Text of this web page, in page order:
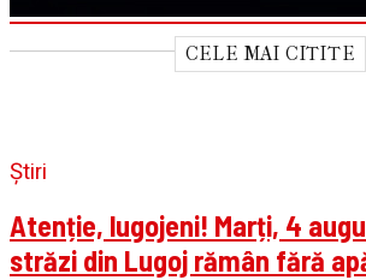
CELE MAI CITITE
Știri
Atenție, lugojeni! Marți, 4
străzi din Lugoj rămân fără